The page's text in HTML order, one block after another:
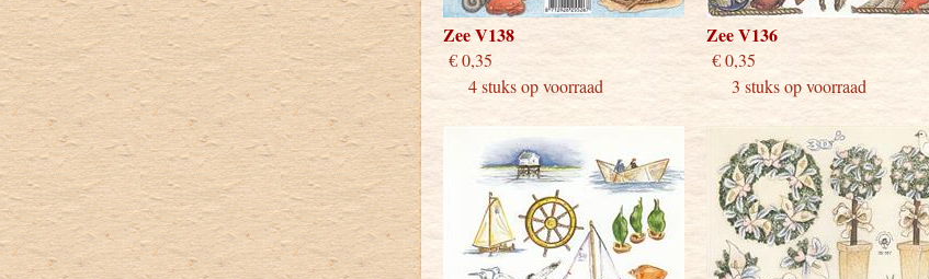
Zee V138
€ 0,35
4 stuks op voorraad
Zee V136
€ 0,35
3 stuks op voorraad